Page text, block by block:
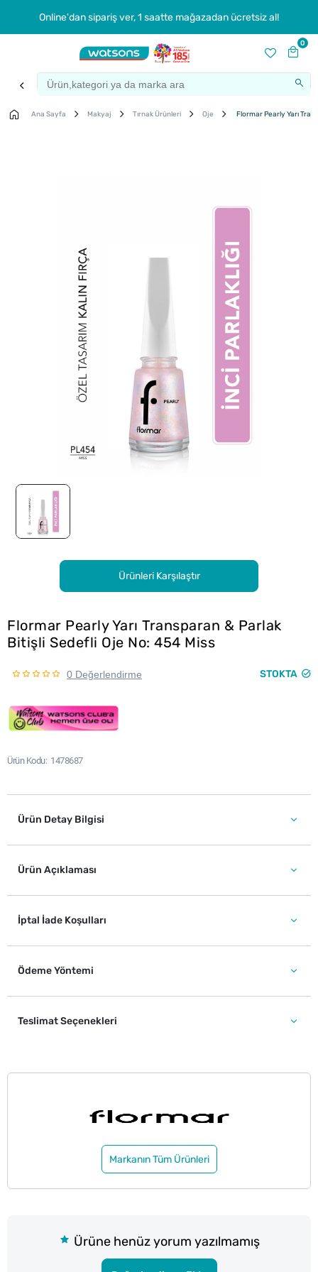
Online'dan sipariş ver, 1 saatte mağazadan ücretsiz al!
0
Ana Sayfa Makyaj Tırnak Ürünleri Oje Flormar Pearly Yarı
Ürünleri Karşılaştır
Flormar Pearly Yarı Transparan & Parlak
Bitişli Sedefli Oje No: 454 Miss
0 Değerlendirme STOKTA
Ürün Kodu 1478687
Ürün Detay Bilgisi
Ürün Açıklaması
İptal İade Koşulları
Ödeme Yöntemi
Teslimat Seçenekleri
Markanın Tüm Ürünleri
Ürüne henüz yorum yazılmamış